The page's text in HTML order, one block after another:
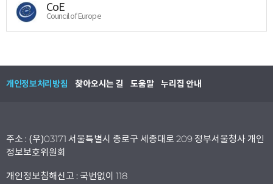
CoE
Council of Europe
개인정보처리방침 찾아오시는 길 도움말 누리집 안내
주소 : (우)03171 서울특별시 종로구 세종대로 209 정부서울청사 개인
정보보호위원회
개인정보침해신고 : 국번없이 118